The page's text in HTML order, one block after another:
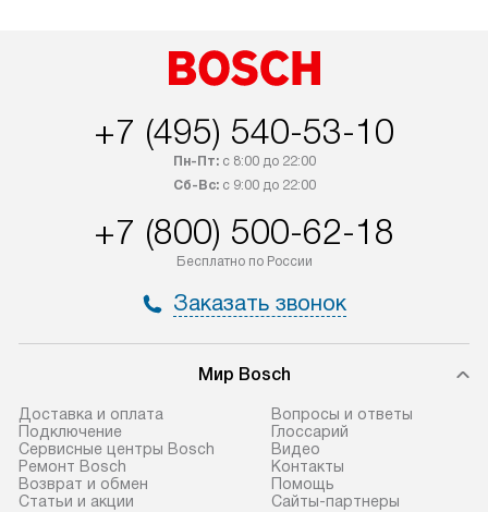
+7 (495) 540-53-10
Пн-Пт:с 8:00 до 22:00
Сб-Вс:с 9:00 до 22:00
+7 (800) 500-62-18
Бесплатно по России
Заказать звонок
Мир Bosch
Доставка и оплата
Подключение
Сервисные центры Bosch
Ремонт Bosch
Возврат и обмен
Статьи и акции
Вопросы и ответы
Глоссарий
Видео
Контакты
Помощь
Сайты-партнеры